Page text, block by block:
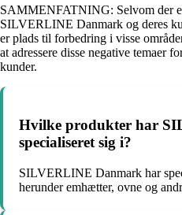
SAMMENFATNING: Selvom der
SILVERLINE Danmark og deres
er plads til forbedring i visse
at adressere disse negative temaer
kunder.
Hvilke produkter har
specialiseret sig i?
SILVERLINE Danmark har
herunder emhætter, ovne og